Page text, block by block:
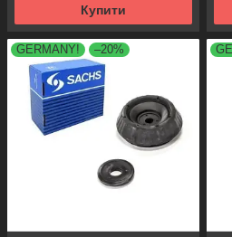
Купити
GERMANY! –20%